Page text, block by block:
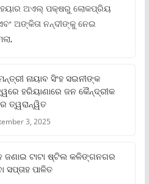
ଅଏଲ୍ ପକ୍ଷରୁ ଲୋକପ୍ରିୟ
ଅଙ୍କିତା ନନ୍ଦୀଙ୍କୁ ନେଇ
ନାୟାବ ସିଂହ ସଇନୀଙ୍କ
ହରିୟାଣାରେ ଜନ କୈନ୍ଦ୍ରୀକ
ତ୍ୱରାନ୍ୱିତ
3, 2025
ଜଣାଇ ଟାଟା ଷ୍ଟିଲ କଳିଙ୍ଗନଗର
ସପ୍ତାହ ପାଳିତ